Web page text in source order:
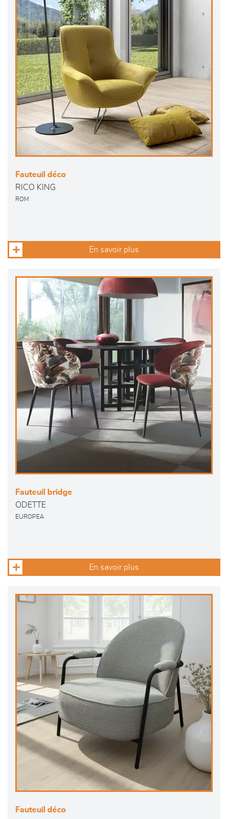
Fauteuil déco
RICO KING
ROM
En savoir plus
Fauteuil bridge
ODETTE
EUROPEA
En savoir plus
Fauteuil déco